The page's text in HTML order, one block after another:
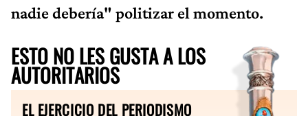
nadie debería" politizar el momento.
ESTO NO LES GUSTA A LOS
AUTORITARIOS
EL EJERCICIO DEL PERIODISMO